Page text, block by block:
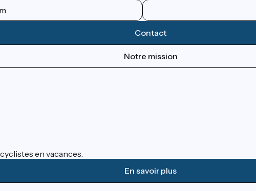
Contact
Notre mission
en vacances.
En savoir plus